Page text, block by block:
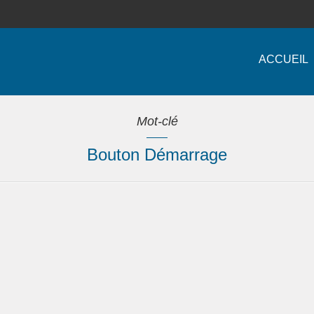
ACCUEIL
Mot-clé
Bouton Démarrage